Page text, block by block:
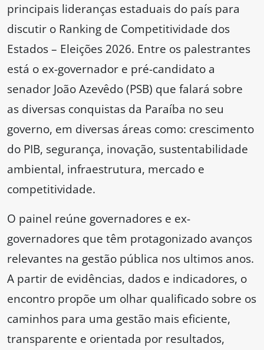
principais lideranças estaduais do país para
discutir o Ranking de Competitividade dos
Estados – Eleições 2026. Entre os palestrantes
está o ex-governador e pré-candidato a
senador João Azevêdo (PSB) que falará sobre
as diversas conquistas da Paraíba no seu
governo, em diversas áreas como: crescimento
do PIB, segurança, inovação, sustentabilidade
ambiental, infraestrutura, mercado e
competitividade.
O painel reúne governadores e ex-
governadores que têm protagonizado avanços
relevantes na gestão pública nos ultimos anos.
A partir de evidências, dados e indicadores, o
encontro propõe um olhar qualificado sobre os
caminhos para uma gestão mais eficiente,
transparente e orientada por resultados,